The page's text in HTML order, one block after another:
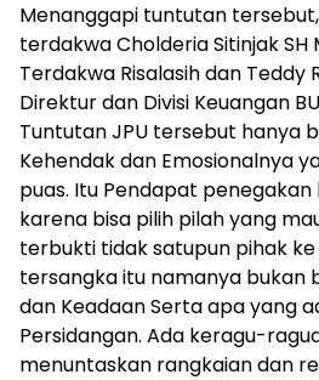
Menanggapi tuntutan
terdakwa Cholderia Sitinjak
Terdakwa Risalasih dan Teddy
Direktur dan Divisi Keuangan
Tuntutan JPU tersebut hanya
Kehendak dan Emosionalnya
puas. Itu Pendapat
karena bisa pilih pilah yang
terbukti tidak satupun pihak
tersangka itu namanya bukan
dan Keadaan Serta apa yang
Persidangan. Ada keragu-
menuntaskan rangkaian dan